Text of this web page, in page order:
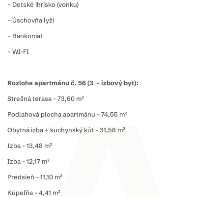
– Detské ihrisko (vonku)
– Úschovňa lyží
– Bankomat
– WI-FI
Rozloha apartmánu č. 56 (3 – izbový byt):
Strešná terasa - 73,60 m²
Podlahová plocha apartmánu - 74,55 m²
Obytná izba + kuchynský kút - 31,58 m²
Izba - 13,48 m²
Izba - 12,17 m²
Predsieň - 11,10 m²
Kúpeľňa - 4,41 m²